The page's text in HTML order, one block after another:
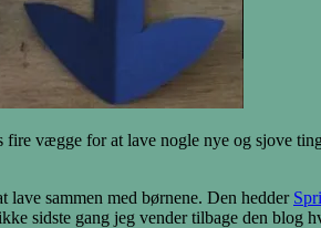
vægge for at lave nogle nye og sjove
lave sammen med børnene. Den hedder
sidste gang jeg vender tilbage den blog